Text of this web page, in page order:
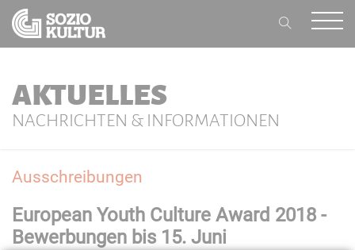
AKTUELLES
NACHRICHTEN & INFORMATIONEN
Ausschreibungen
European Youth Culture Award 2018 -
Bewerbungen bis 15. Juni